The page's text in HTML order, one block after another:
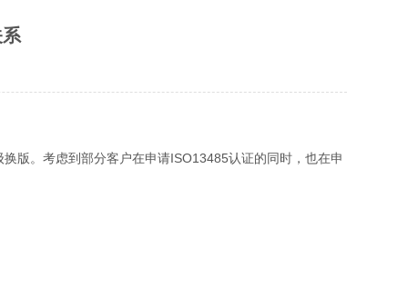
版。考虑到部分客户在申请ISO13485认证的同时，也在申